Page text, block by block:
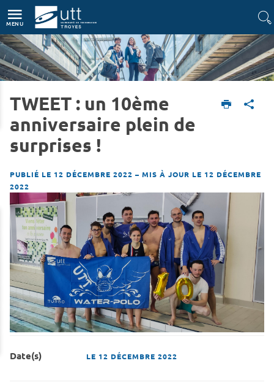
MENU
Accueil L'UTT Actualités
TWEET : un 10ème
anniversaire plein de
surprises !
PUBLIÉ LE 12 DÉCEMBRE 2022 – MIS À JOUR LE 12 DÉCEMBRE
2022
Date(s) LE 12 DÉCEMBRE 2022